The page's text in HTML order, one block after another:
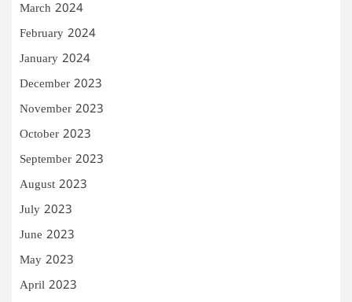
March 2024
February 2024
January 2024
December 2023
November 2023
October 2023
September 2023
August 2023
July 2023
June 2023
May 2023
April 2023